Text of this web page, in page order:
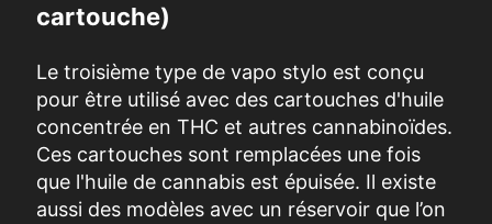
cartouche)
Le troisième type de vapo stylo est conçu
pour être utilisé avec des cartouches d'huile
concentrée en THC et autres cannabinoïdes.
Ces cartouches sont remplacées une fois
que l'huile de cannabis est épuisée. Il existe
aussi des modèles avec un réservoir que l’on